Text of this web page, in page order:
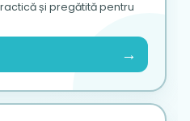
și pregătită pentru
→